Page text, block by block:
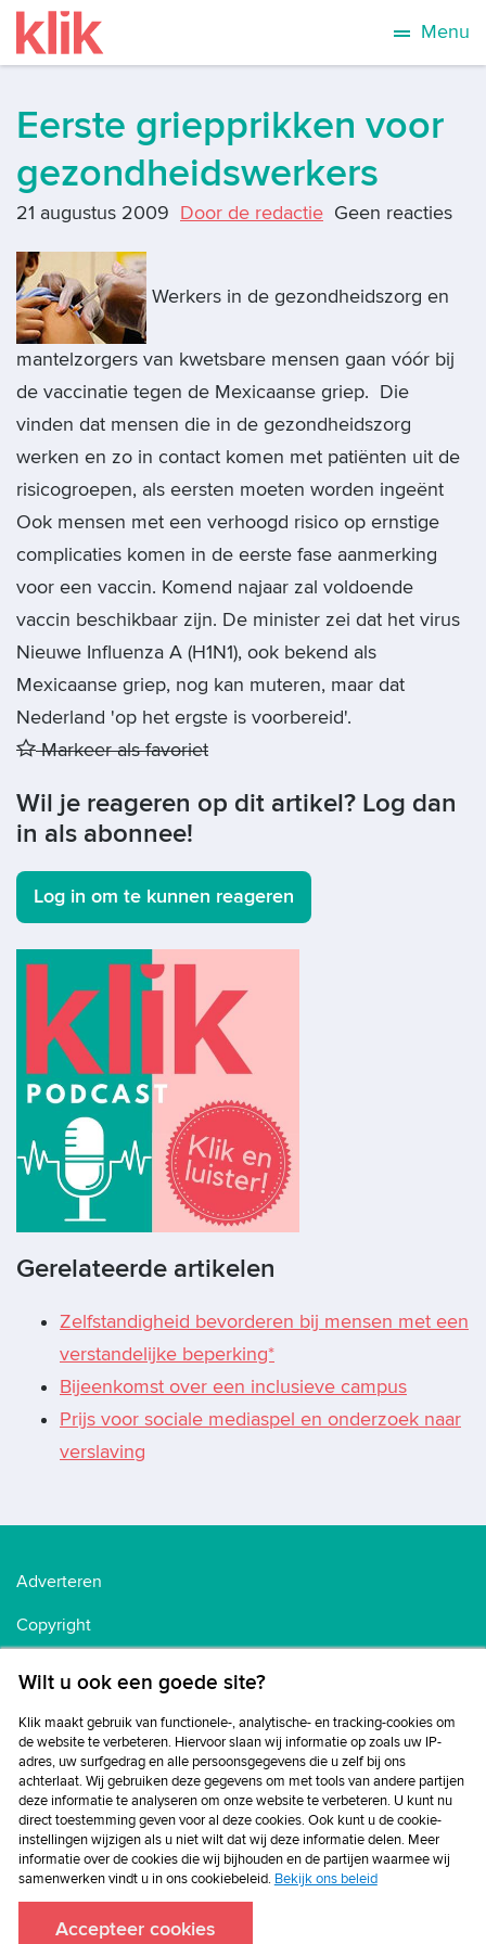
Menu
Eerste griepprikken voor
gezondheidswerkers
21 augustus 2009 Door de redactie Geen reacties
Werkers in de gezondheidszorg en
mantelzorgers van kwetsbare mensen gaan vóór bij
de vaccinatie tegen de Mexicaanse griep. Die
vinden dat mensen die in de gezondheidszorg
werken en zo in contact komen met patiënten uit de
risicogroepen, als eersten moeten worden ingeënt
Ook mensen met een verhoogd risico op ernstige
complicaties komen in de eerste fase aanmerking
voor een vaccin. Komend najaar zal voldoende
vaccin beschikbaar zijn. De minister zei dat het virus
Nieuwe Influenza A (H1N1), ook bekend als
Mexicaanse griep, nog kan muteren, maar dat
Nederland 'op het ergste is voorbereid'.
Markeer als favoriet
Wil je reageren op dit artikel? Log dan
in als abonnee!
Log in om te kunnen reageren
Gerelateerde artikelen
Zelfstandigheid bevorderen bij mensen met een
verstandelijke beperking*
Bijeenkomst over een inclusieve campus
Prijs voor sociale mediaspel en onderzoek naar
verslaving
Adverteren
Copyright
Cookiebeleid
Privacybeleid
Disclaimer
Wilt u ook een goede site?
Klik maakt gebruik van functionele-, analytische- en tracking-cookies om
de website te verbeteren. Hiervoor slaan wij informatie op zoals uw IP-
adres, uw surfgedrag en alle persoonsgegevens die u zelf bij ons
achterlaat. Wij gebruiken deze gegevens om met tools van andere partijen
deze informatie te analyseren om onze website te verbeteren. U kunt nu
direct toestemming geven voor al deze cookies. Ook kunt u de cookie-
instellingen wijzigen als u niet wilt dat wij deze informatie delen. Meer
informatie over de cookies die wij bijhouden en de partijen waarmee wij
samenwerken vindt u in ons cookiebeleid. Bekijk ons beleid
Accepteer cookies